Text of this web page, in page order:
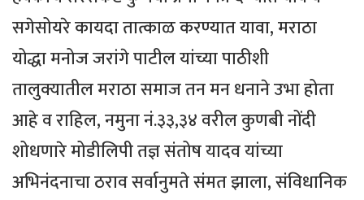
सगेसोयरे कायदा तात्काळ करण्यात यावा, मराठा
योद्धा मनोज जरांगे पाटील यांच्या पाठीशी
तालुक्यातील मराठा समाज तन मन धनाने उभा होता
आहे व राहिल, नमुना नं.३३,३४ वरील कुणबी नोंदी
शोधणारे मोडीलिपी तज्ञ संतोष यादव यांच्या
अभिनंदनाचा ठराव सर्वानुमते संमत झाला, संविधानिक